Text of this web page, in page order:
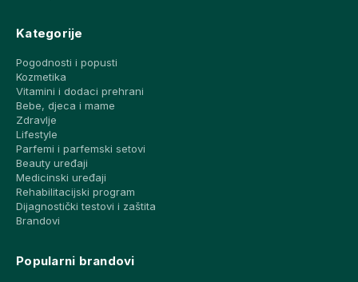
Kategorije
Pogodnosti i popusti
Kozmetika
Vitamini i dodaci prehrani
Bebe, djeca i mame
Zdravlje
Lifestyle
Parfemi i parfemski setovi
Beauty uređaji
Medicinski uređaji
Rehabilitacijski program
Dijagnostički testovi i zaštita
Brandovi
Popularni brandovi